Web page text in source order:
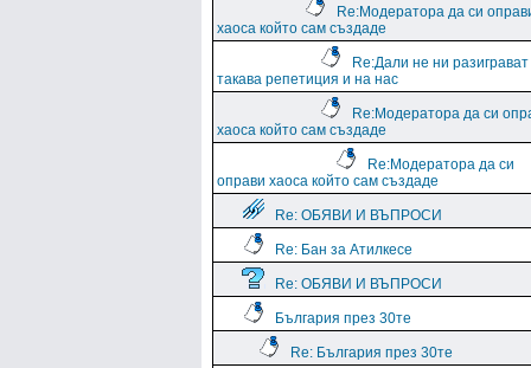
Re:Модератора да си
хаоса който сам създаде
Re:Дали не ни разиграват
такава репетиция и на нас
Re:Модератора да си
хаоса който сам създаде
Re:Модератора да си
оправи хаоса който сам създаде
Re: ОБЯВИ И ВЪПРОСИ
Re: Бан за Атилкесе
Re: ОБЯВИ И ВЪПРОСИ
България през 30те
Re: България през 30те